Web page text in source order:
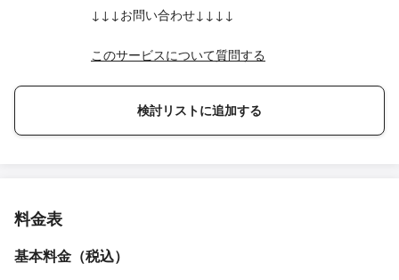
↓↓↓お問い合わせ↓↓↓↓
このサービスについて質問する
検討リストに追加する
料金表
基本料金（税込）